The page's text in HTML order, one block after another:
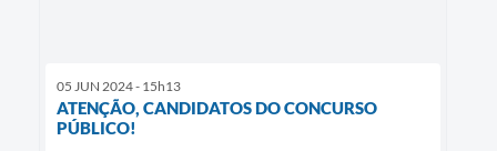
05 JUN 2024 - 15h13
ATENÇÃO, CANDIDATOS DO CONCURSO
PÚBLICO!